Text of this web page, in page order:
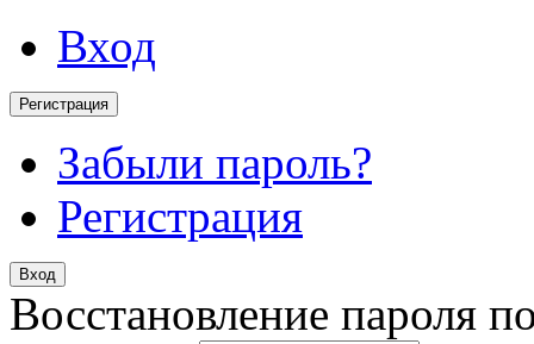
Вход
Регистрация
Забыли пароль?
Регистрация
Вход
Восстановление пароля